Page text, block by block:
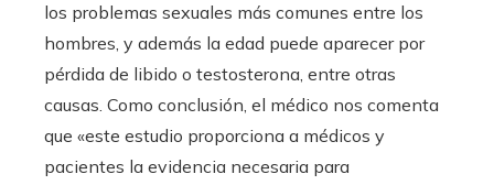
los problemas sexuales más comunes entre los
hombres, y además la edad puede aparecer por
pérdida de libido o testosterona, entre otras
causas. Como conclusión, el médico nos comenta
que «este estudio proporciona a médicos y
pacientes la evidencia necesaria para